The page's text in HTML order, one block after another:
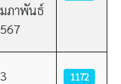
ภาพันธ์
1172